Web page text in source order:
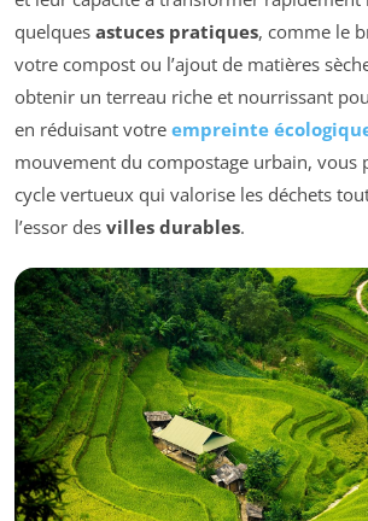
quelques astuces pratiques, comme le
votre compost ou l’ajout de matières
obtenir un terreau riche et nourrissant
en réduisant votre empreinte
mouvement du compostage urbain, vous
cycle vertueux qui valorise les déchets
l’essor des villes durables.